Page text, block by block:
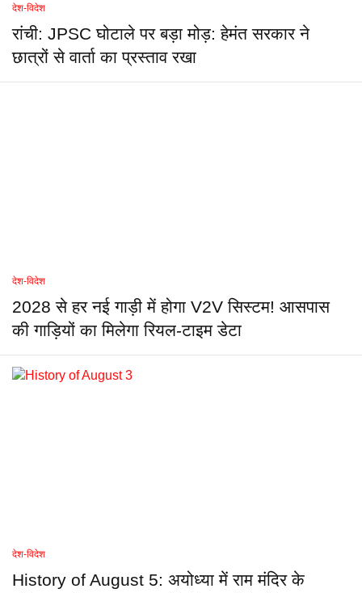
देश-विदेश
रांची: JPSC घोटाले पर बड़ा मोड़: हेमंत सरकार ने
छात्रों से वार्ता का प्रस्ताव रखा
देश-विदेश
2028 से हर नई गाड़ी में होगा V2V सिस्टम! आसपास
की गाड़ियों का मिलेगा रियल-टाइम डेटा
देश-विदेश
History of August 5: अयोध्या में राम मंदिर के